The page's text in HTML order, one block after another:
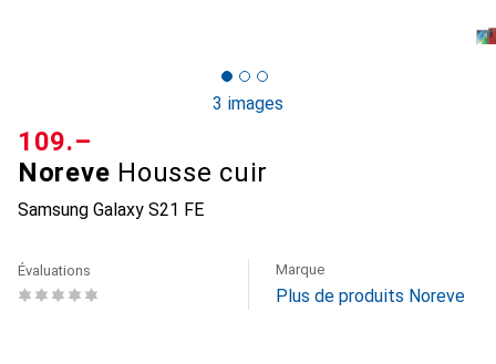
3 images
Noreve Housse cuir
Samsung Galaxy S21 FE
CHF
109.–
Évaluations Marque
Plus de produits Noreve